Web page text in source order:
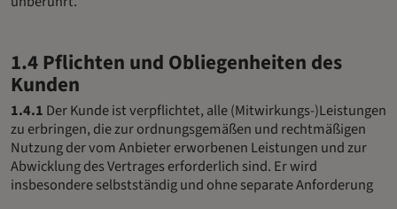
1.4 Pflichten und Obliegenheiten des
Kunden
1.4.1 Der Kunde ist verpflichtet, alle (Mitwirkungs-)Leistungen
zu erbringen, die zur ordnungsgemäßen und rechtmäßigen
Nutzung der vom Anbieter erworbenen Leistungen und zur
Abwicklung des Vertrages erforderlich sind. Er wird
insbesondere selbstständig und ohne separate Anforderung